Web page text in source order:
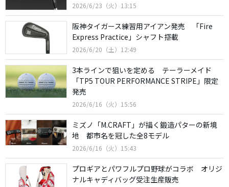
2026/6/23（火）13:15
阪神タイガース練習用アイアン発売 「Fire
Express Practice」シャフト搭載
2026/6/20（土）12:49
3本ラインで狙いを定める テーラーメイド
「TP5 TOUR PERFORMANCE STRIPE」限定
発売
2026/6/16（火）15:56
ミズノ「M.CRAFT」が描く鍛造パターの新境
地 都市名を冠した全8モデル
2026/6/16（火）15:43
プロギアとパワフルプロ野球がコラボ オリジ
ナルキャディバッグ受注生産販売